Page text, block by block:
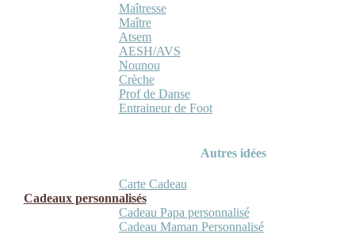
Maîtresse
Maître
Atsem
AESH/AVS
Nounou
Crèche
Prof de Danse
Entraineur de Foot
Autres idées
Carte Cadeau
Cadeaux personnalisés
Cadeau Papa personnalisé
Cadeau Maman Personnalisé